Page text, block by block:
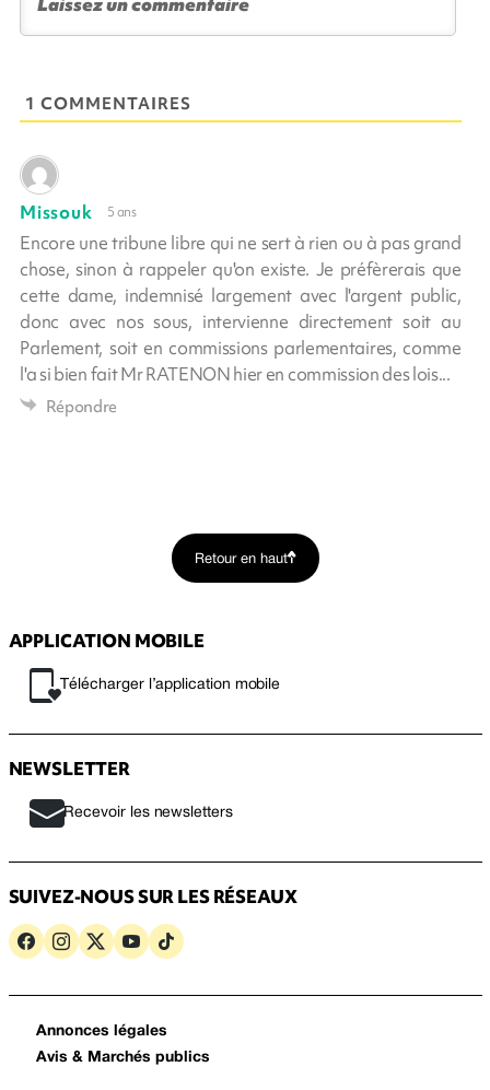
1 COMMENTAIRES
Missouk 5 ans
Encore une tribune libre qui ne sert à rien ou à pas grand
chose, sinon à rappeler qu'on existe. Je préfèrerais que
cette dame, indemnisé largement avec l'argent public,
donc avec nos sous, intervienne directement soit au
Parlement, soit en commissions parlementaires, comme
l'a si bien fait Mr RATENON hier en commission des lois...
Répondre
Retour en haut
APPLICATION MOBILE
Télécharger l’application mobile
NEWSLETTER
Recevoir les newsletters
SUIVEZ-NOUS SUR LES RÉSEAUX
Annonces légales
Avis & Marchés publics